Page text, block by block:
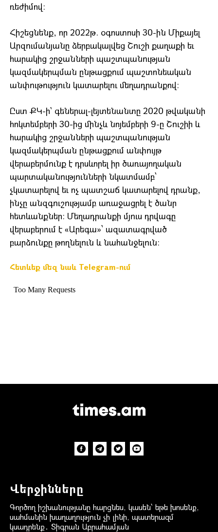
ռեժիմով։
Հիշեցնենք, որ 2022թ. օգոստոսի 30-ին Միքայել
Արզումանյանը ձերբակալվեց Շուշի քաղաքի եւ
հարակից շրջանների պաշտպանության
կազմակերպման ընթացքում պաշտոնեական
անփութություն կատարելու մեղադրանքով։
Ըստ ՔԿ-ի` գեներալ-լեյտենանտը 2020 թվականի
հոկտեմբերի 30-ից մինչև նոյեմբերի 9-ը Շուշիի և
հարակից շրջանների պաշտպանության
կազմակերպման ընթացքում անփույթ
վերաբերմունք է դրսևորել իր ծառայողական
պարտականությունների նկատմամբ՝
չկատարելով եւ ոչ պատշաճ կատարելով դրանք,
ինչը անզգուշությամբ առաջացրել է ծանր
հետևանքներ։ Մեղադրանքի մյուս դրվագը
վերաբերում է «Արեգա»՝ ազատագրված
բարձունքը թողնելուն և նահանջելուն։
Հետևեք մեզ նաև Telegram-ում
Վերջինները
Գործող իշխանությանը հարցնես, կասեն՝ եթե խոսենք,
սահմանին խաղաղություն չի լինի, պատերազմ
կսադրենք․ Տիգրան Աբրահամյան